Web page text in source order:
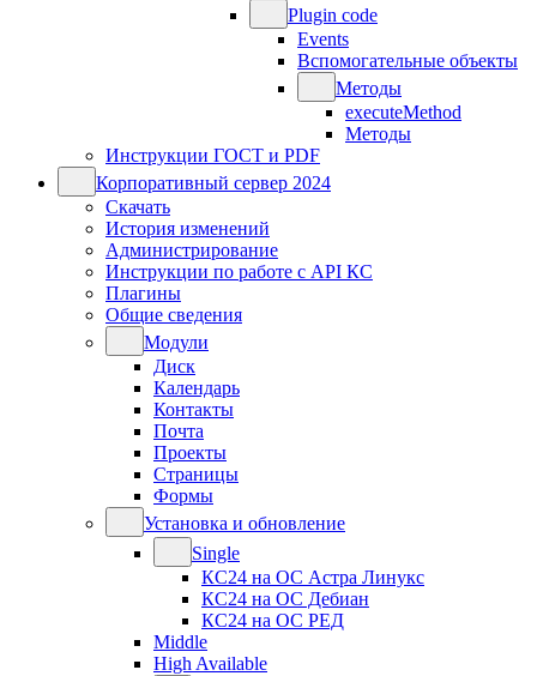
Plugin code
Events
Вспомогательные объекты
Методы
executeMethod
Методы
Инструкции ГОСТ и PDF
Корпоративный сервер 2024
Скачать
История изменений
Администрирование
Инструкции по работе с API КС
Плагины
Общие сведения
Модули
Диск
Календарь
Контакты
Почта
Проекты
Страницы
Формы
Установка и обновление
Single
КС24 на ОС Астра Линукс
КС24 на ОС Дебиан
КС24 на ОС РЕД
Middle
High Available